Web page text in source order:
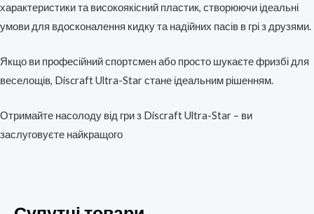
характеристики та високоякісний пластик, створюючи ідеальні
умови для вдосконалення кидку та надійних пасів в грі з друзями.
Якщо ви професійний спортсмен або просто шукаєте фризбі для
веселощів, Discraft Ultra-Star стане ідеальним рішенням.
Отримайте насолоду від гри з Discraft Ultra-Star – ви
заслуговуєте найкращого